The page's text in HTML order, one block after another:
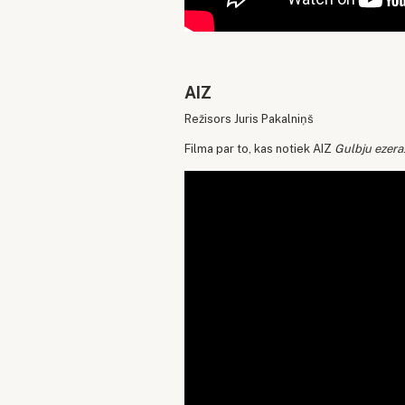
AIZ
Režisors Juris Pakalniņš
Filma par to, kas notiek AIZ Gulbju ezera.